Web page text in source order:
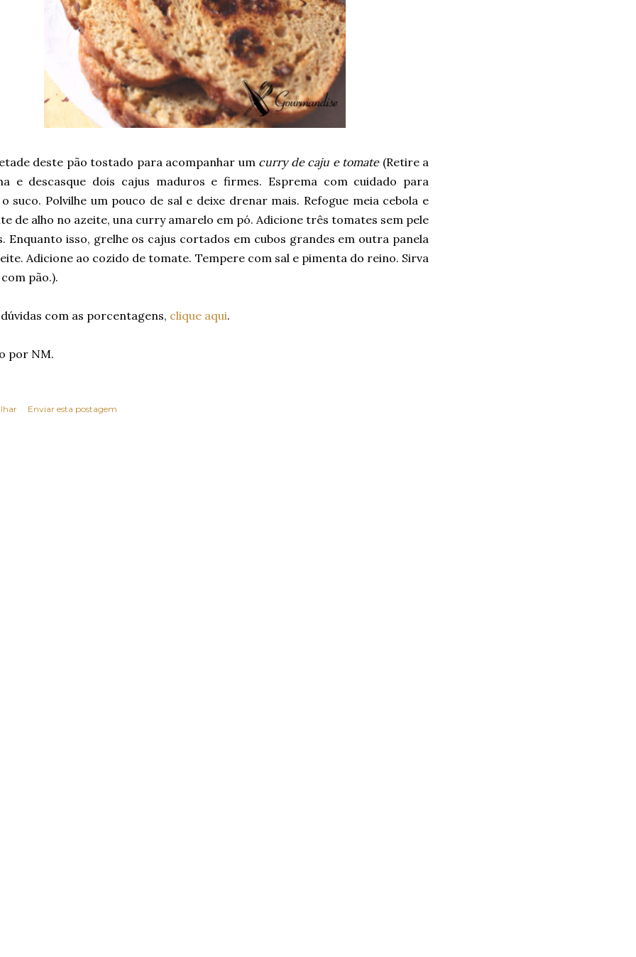
deste pão tostado para acompanhar um curry de caju e tomate(Retire a
e descasque dois cajus maduros e firmes. Esprema com cuidado para
suco. Polvilhe um pouco de sal e deixe drenar mais. Refogue meia cebola e
de alho no azeite, una curry amarelo em pó. Adicione três tomates sem pele
Enquanto isso, grelhe os cajus cortados em cubos grandes em outra panela
Adicione ao cozido de tomate. Tempere com sal e pimenta do reino. Sirva
pão.).
com as porcentagens, clique aqui.
por NM.
Enviar esta postagem